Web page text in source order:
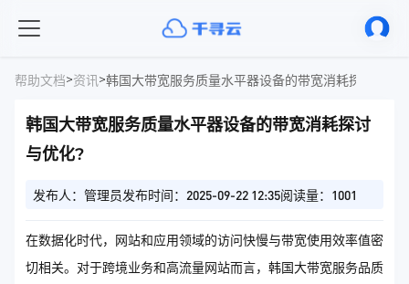
帮助文档>资讯>韩国大带宽服务质量水平器设备的带宽消耗探讨与优
韩国大带宽服务质量水平器设备的带宽消耗探讨
与优化?
发布人：管理员发布时间：2025-09-22 12:35阅读量：1001
在数据化时代，网站和应用领域的访问快慢与带宽使用效率值密
切相关。对于跨境业务和高流量网站而言，韩国大带宽服务品质